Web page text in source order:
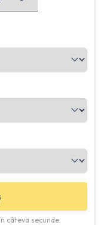
câteva secunde.